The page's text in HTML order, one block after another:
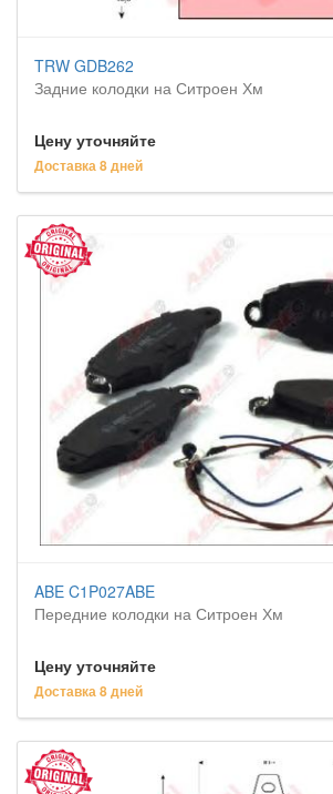
TRW GDB262
Задние колодки на Ситроен Хм
Цену уточняйте
Доставка 8 дней
ABE C1P027ABE
Передние колодки на Ситроен Хм
Цену уточняйте
Доставка 8 дней